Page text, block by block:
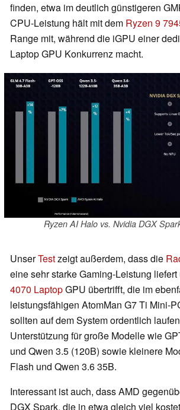
finden, etwa im deutlich günstigeren
CPU-Leistung hält mit dem Ryzen 9
Range mit, während die iGPU einer
Laptop GPU Konkurrenz macht.
Ryzen AI Halo vs. Nvidia DGX
UnserTestzeigt außerdem, dass die
eine sehr starke Gaming-Leistung
4070 LaptopGPU übertrifft, die im
leistungsfähigen AtomMan G7 Ti Mini-
sollten auf dem System ordentlich
Unterstützung für große Modelle wie
und Qwen 3.5 (120B) sowie kleinere
Flash und Qwen 3.6 35B.
Interessant ist auch, dass AMD
DGX Spark, die in etwa gleich viel